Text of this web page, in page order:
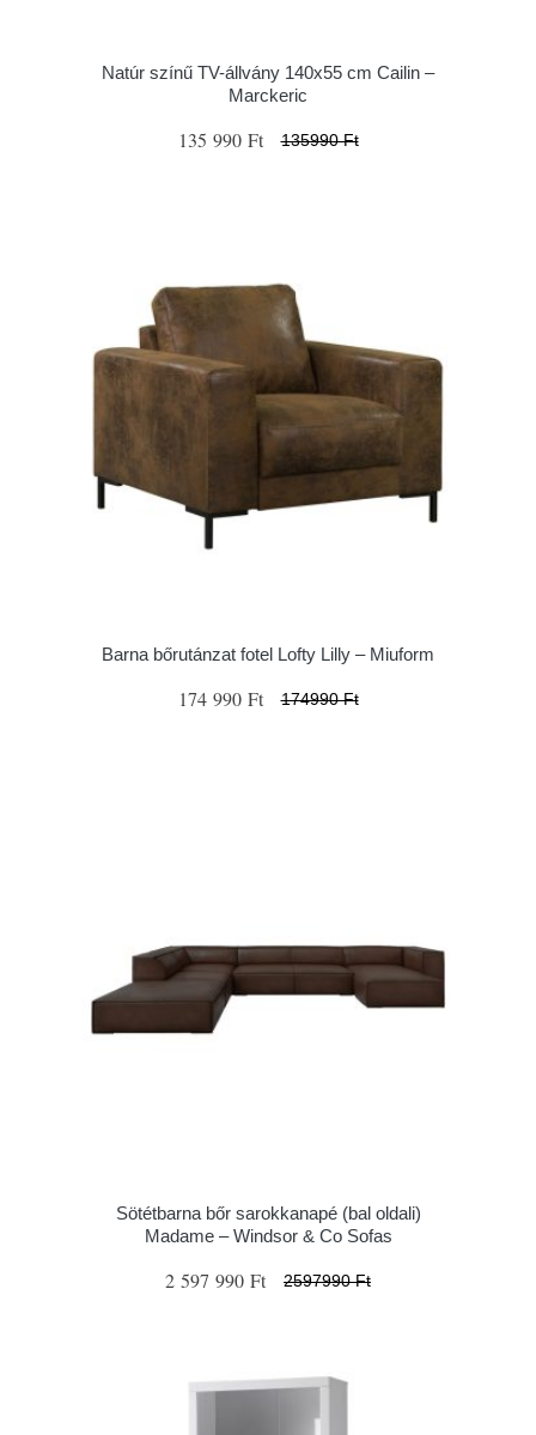
Natúr színű TV-állvány 140x55 cm Cailin –
Marckeric
135 990 Ft 135990 Ft
Barna bőrutánzat fotel Lofty Lilly – Miuform
174 990 Ft 174990 Ft
Sötétbarna bőr sarokkanapé (bal oldali)
Madame – Windsor & Co Sofas
2 597 990 Ft 2597990 Ft